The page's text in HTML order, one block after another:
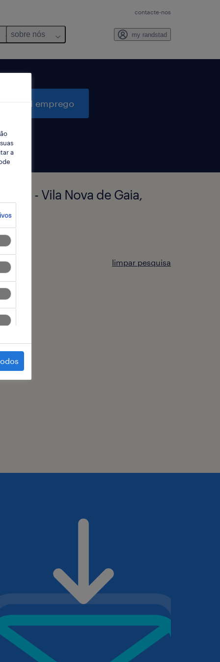
contacte-nos
sobre nós my randstad
1 emprego
- Vila Nova de Gaia,
limpar pesquisa
a